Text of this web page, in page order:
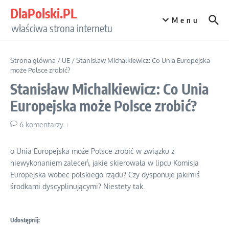
DlaPolski.PL
właściwa strona internetu
Menu
Strona główna / UE /Stanisław Michalkiewicz: Co Unia Europejska
może Polsce zrobić?
Stanisław Michalkiewicz: Co Unia
Europejska może Polsce zrobić?
6 komentarzy
o Unia Europejska może Polsce zrobić w związku z
niewykonaniem zaleceń, jakie skierowała w lipcu Komisja
Europejska wobec polskiego rządu? Czy dysponuje jakimiś
środkami dyscyplinującymi? Niestety tak.
Udostępnij: